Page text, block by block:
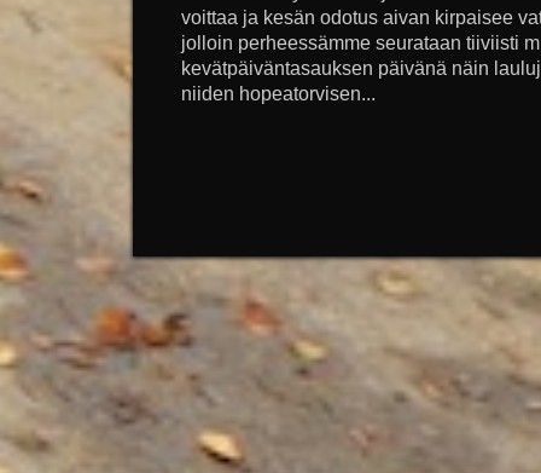
voittaa ja kesän odotus aivan kirpaisee
jolloin perheessämme seurataan tiiviisti
kevätpäiväntasauksen päivänä näin
niiden hopeatorvisen...